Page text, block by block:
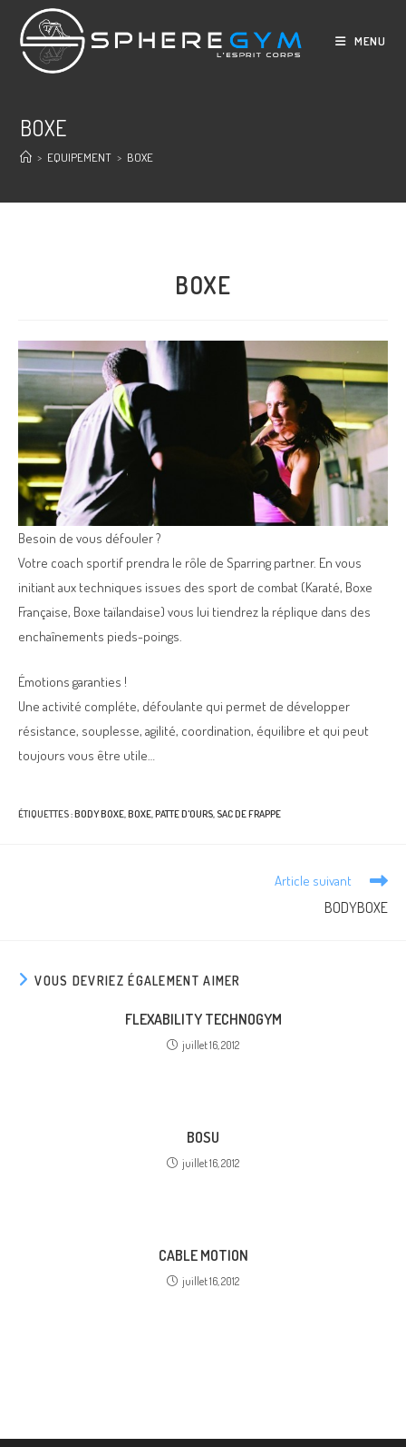
content
MENU
BOXE
> EQUIPEMENT > BOXE
BOXE
Besoin de vous défouler ?
Votre coach sportif prendra le rôle de Sparring partner. En vous
initiant aux techniques issues des sport de combat (Karaté, Boxe
Française, Boxe taïlandaise) vous lui tiendrez la réplique dans des
enchaînements pieds-poings.
Émotions garanties !
Une activité compléte, défoulante qui permet de développer
résistance, souplesse, agilité, coordination, équilibre et qui peut
toujours vous être utile…
ÉTIQUETTES :BODY BOXE,BOXE,PATTE D'OURS, SAC DE FRAPPE
Article suivant
BODYBOXE
VOUS DEVRIEZ ÉGALEMENT AIMER
FLEXABILITY TECHNOGYM
juillet 16, 2012
BOSU
juillet 16, 2012
CABLE MOTION
juillet 16, 2012